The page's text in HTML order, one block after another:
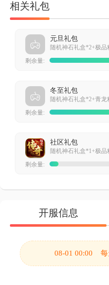
相关礼包
元旦礼包
剩余量:
冬至礼包
剩余量:
社区礼包
剩余量:
开服信息
08-01 00:00 每